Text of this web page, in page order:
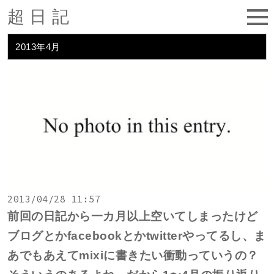
超日記
2013年4月
2013/04/28 11:57
前回の日記から一カ月以上空いてしまったけど
ブログとかfacebookとかtwitterやってるし、ま
あでもあえてmixiに書きたい衝動っていうの？